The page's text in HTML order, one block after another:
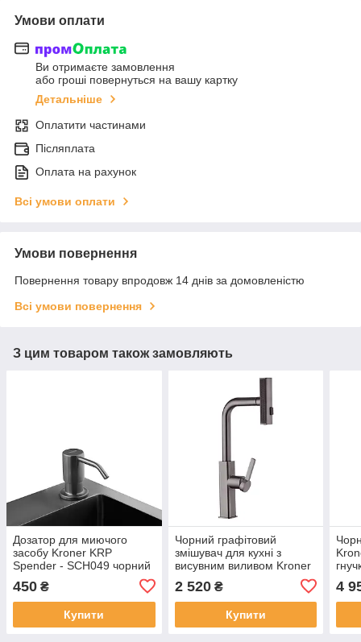
Умови оплати
Ви отримаєте замовлення
або гроші повернуться на вашу картку
Детальніше
Оплатити частинами
Післяплата
Оплата на рахунок
Всі умови оплати
Умови повернення
Повернення товару впродовж 14 днів за домовленістю
Всі умови повернення
З цим товаром також замовляють
Дозатор для миючого
засобу Kroner KRP
Spender - SCH049 чорний
450 ₴
Купити
Чорний графітовий
змішувач для кухні з
висувним виливом Kroner
KRP Edelstahl Klassisch -
PVD03918 Водоспад
2 520₴
Купити
PVD
4